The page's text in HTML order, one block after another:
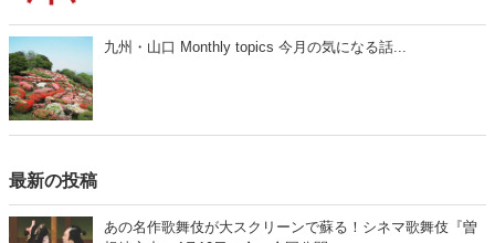
九州・山口 Monthly topics 今月の気になる話...
最新の投稿
あの名作歌舞伎が大スクリーンで蘇る！シネマ歌舞伎『曽